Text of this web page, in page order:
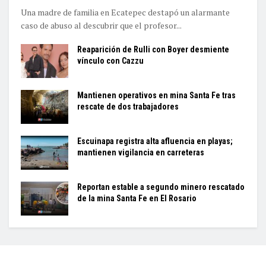
Una madre de familia en Ecatepec destapó un alarmante
caso de abuso al descubrir que el profesor...
Reaparición de Rulli con Boyer desmiente
vínculo con Cazzu
Mantienen operativos en mina Santa Fe tras
rescate de dos trabajadores
Escuinapa registra alta afluencia en playas;
mantienen vigilancia en carreteras
Reportan estable a segundo minero rescatado
de la mina Santa Fe en El Rosario